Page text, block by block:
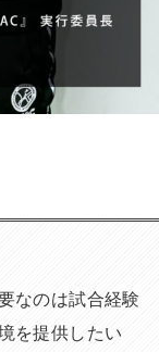
なのは試合経験
を提供したい